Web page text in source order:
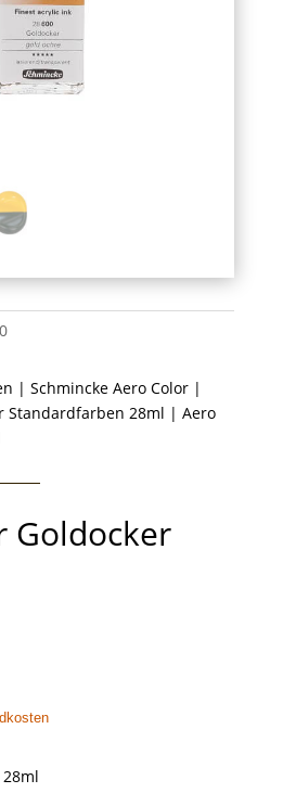
| Schmincke Aero Color|
Standardfarben 28ml | Aero
Goldocker